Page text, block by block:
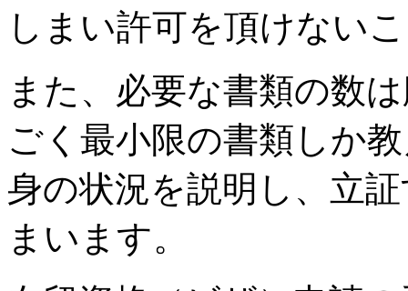
しまい許可を頂けない
また、必要な書類の数
ごく最小限の書類しか
身の状況を説明し、立
まいます。